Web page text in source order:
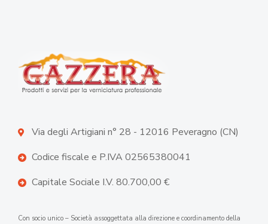
Via degli Artigiani n° 28 - 12016 Peveragno (CN)
Codice fiscale e P.IVA 02565380041
Capitale Sociale I.V. 80.700,00 €
Con socio unico – Società assoggettata alla direzione e coordinamento della